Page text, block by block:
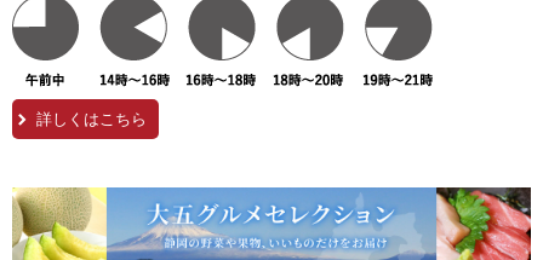
詳しくはこちら